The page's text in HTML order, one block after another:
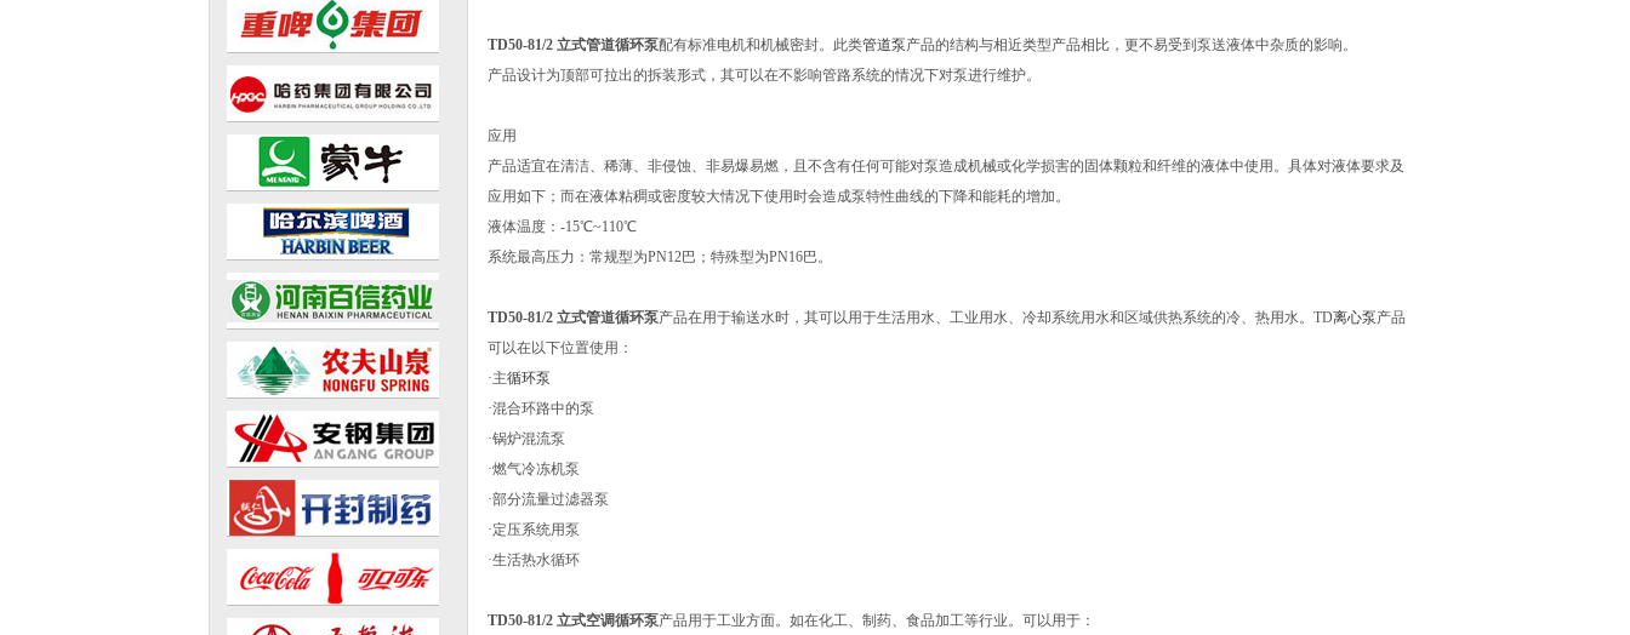
TD50-81/2 立式管道循环泵配有标准电机和机械密封。此类管道泵产品的结构与相近类型产品相比，更不易受到泵送液体中杂质的影响。
产品设计为顶部可拉出的拆装形式，其可以在不影响管路系统的情况下对泵进行维护。
应用
产品适宜在清洁、稀薄、非侵蚀、非易爆易燃，且不含有任何可能对泵造成机械或化学损害的固体颗粒和纤维的液体中使用。具体对液体要求及
应用如下；而在液体粘稠或密度较大情况下使用时会造成泵特性曲线的下降和能耗的增加。
液体温度：-15℃~110℃
系统最高压力：常规型为PN12巴；特殊型为PN16巴。
TD50-81/2 立式管道循环泵产品在用于输送水时，其可以用于生活用水、工业用水、冷却系统用水和区域供热系统的冷、热用水。TD离心泵产品
可以在以下位置使用：
·主循环泵
·混合环路中的泵
·锅炉混流泵
·燃气冷冻机泵
·部分流量过滤器泵
·定压系统用泵
·生活热水循环
TD50-81/2 立式空调循环泵产品用于工业方面。如在化工、制药、食品加工等行业。可以用于：